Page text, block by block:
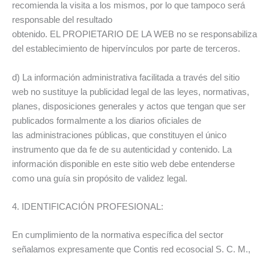
recomienda la visita a los mismos, por lo que tampoco será
responsable del resultado
obtenido. EL PROPIETARIO DE LA WEB no se responsabiliza
del establecimiento de hipervínculos por parte de terceros.
d) La información administrativa facilitada a través del sitio
web no sustituye la publicidad legal de las leyes, normativas,
planes, disposiciones generales y actos que tengan que ser
publicados formalmente a los diarios oficiales de
las administraciones públicas, que constituyen el único
instrumento que da fe de su autenticidad y contenido. La
información disponible en este sitio web debe entenderse
como una guía sin propósito de validez legal.
4. IDENTIFICACIÓN PROFESIONAL:
En cumplimiento de la normativa específica del sector
señalamos expresamente que Contis red ecosocial S. C. M.,